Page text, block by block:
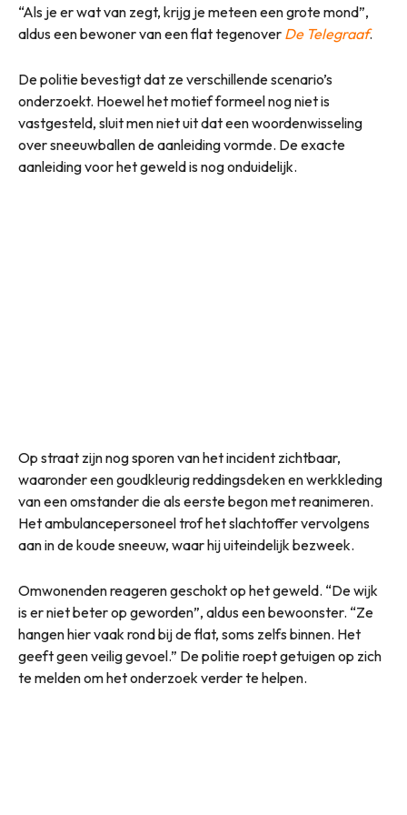
“Als je er wat van zegt, krijg je meteen een grote mond”,
aldus een bewoner van een flat tegenover De Telegraaf.
De politie bevestigt dat ze verschillende scenario’s
onderzoekt. Hoewel het motief formeel nog niet is
vastgesteld, sluit men niet uit dat een woordenwisseling
over sneeuwballen de aanleiding vormde. De exacte
aanleiding voor het geweld is nog onduidelijk.
Op straat zijn nog sporen van het incident zichtbaar,
waaronder een goudkleurig reddingsdeken en werkkleding
van een omstander die als eerste begon met reanimeren.
Het ambulancepersoneel trof het slachtoffer vervolgens
aan in de koude sneeuw, waar hij uiteindelijk bezweek.
Omwonenden reageren geschokt op het geweld. “De wijk
is er niet beter op geworden”, aldus een bewoonster. “Ze
hangen hier vaak rond bij de flat, soms zelfs binnen. Het
geeft geen veilig gevoel.” De politie roept getuigen op zich
te melden om het onderzoek verder te helpen.